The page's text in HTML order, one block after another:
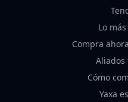
Lo
Compra
Aliados
Cómo
Yaxa